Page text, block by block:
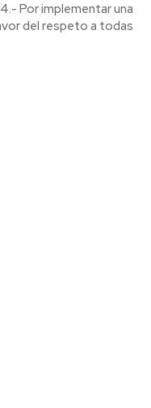
Por implementar una
del respeto a todas